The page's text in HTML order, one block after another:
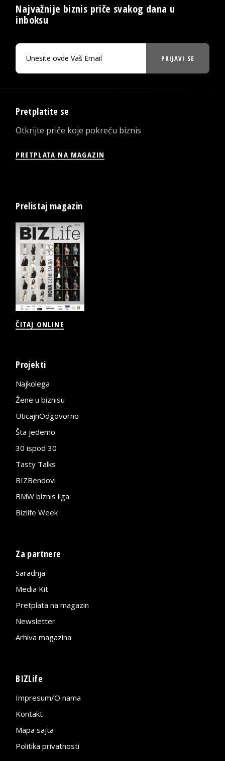
Najvažnije biznis priče svakog dana u
inboksu
PRIJAVI SE
Pretplatite se
Otkrijte priče koje pokreću biznis
PRETPLATA NA MAGAZIN
Prelistaj magazin
ČITAJ ONLINE
Projekti
Najkolega
Žene u biznisu
UticajnOdgovorno
Šta jedemo
30 ispod 30
Tasty Talks
BIZBendovi
BMW biznis liga
Bizlife Week
Za partnere
Saradnja
Media Kit
Pretplata na magazin
Newsletter
Arhiva magazina
BIZLife
Impresum/O nama
Kontakt
Mapa sajta
Politika privatnosti